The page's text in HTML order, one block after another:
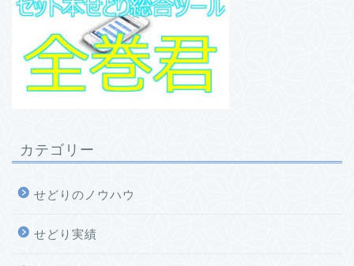
カテゴリー
せどりのノウハウ
せどり実績